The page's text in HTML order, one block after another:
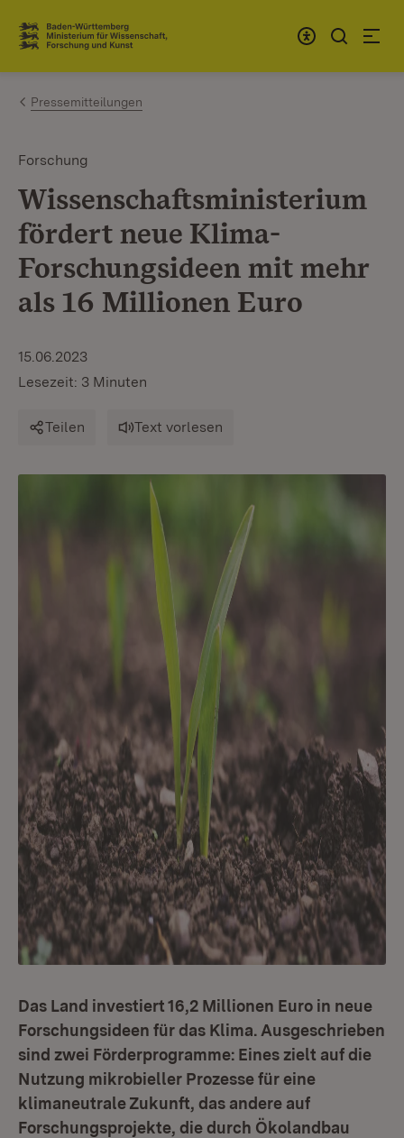
Zum Inhalt springen
Link zur Startseite
Pressemitteilungen
Forschung
Wissenschaftsministerium
fördert neue Klima-
Forschungsideen mit mehr
als 16 Millionen Euro
15.06.2023
Lesezeit: 3 Minuten
Teilen Text vorlesen
Das Land investiert 16,2 Millionen Euro in neue
Forschungsideen für das Klima. Ausgeschrieben
sind zwei Förderprogramme: Eines zielt auf die
Nutzung mikrobieller Prozesse für eine
klimaneutrale Zukunft, das andere auf
Forschungsprojekte, die durch Ökolandbau